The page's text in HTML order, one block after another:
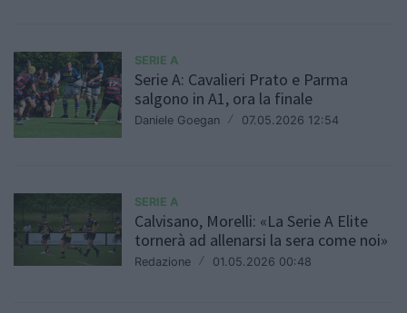
SERIE A
Serie A: Cavalieri Prato e Parma
salgono in A1, ora la finale
Daniele Goegan / 07.05.2026 12:54
SERIE A
Calvisano, Morelli: «La Serie A Elite
tornerà ad allenarsi la sera come noi»
Redazione / 01.05.2026 00:48